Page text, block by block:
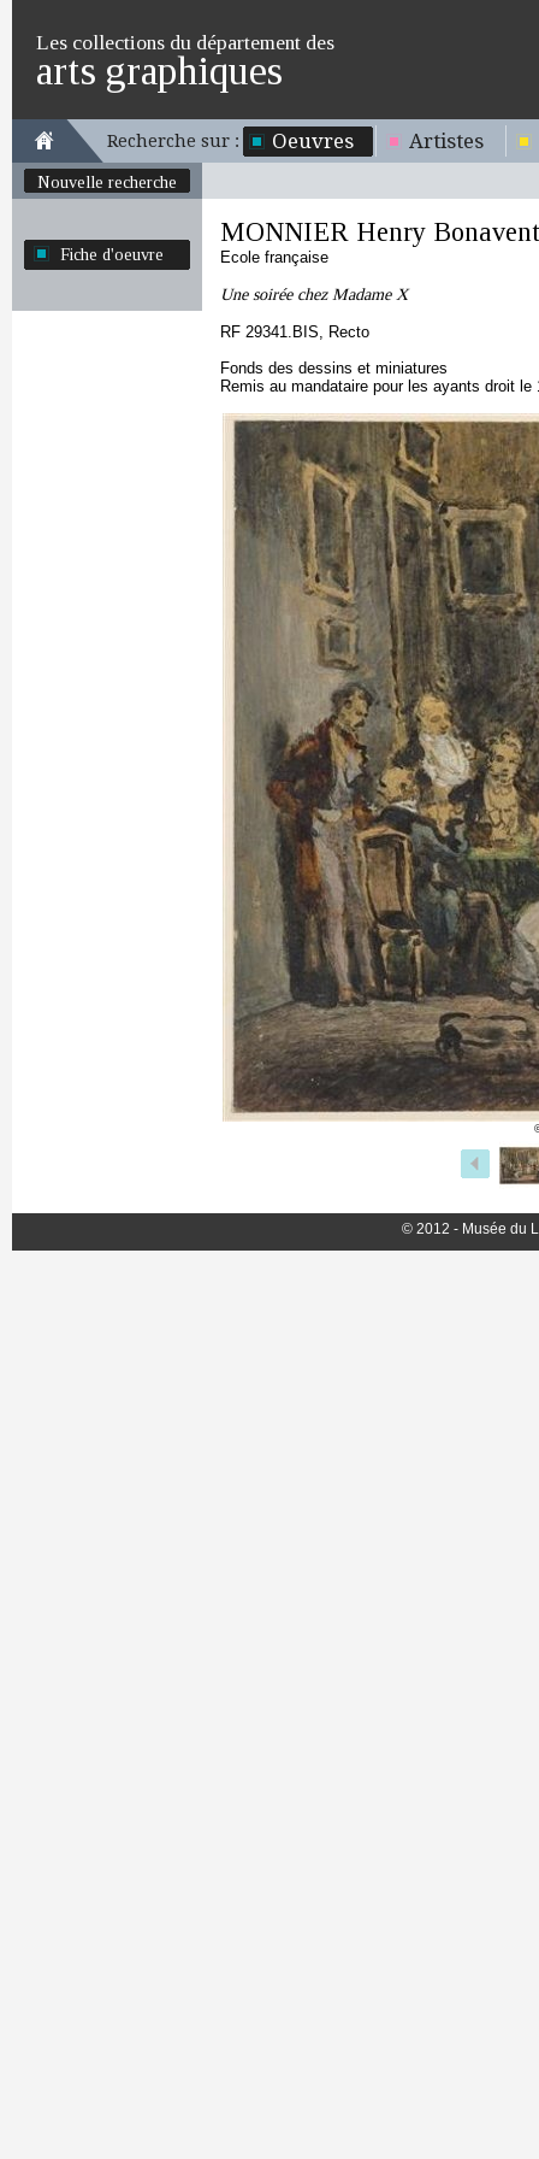
Les collections du département des
arts graphiques
Recherche sur : Oeuvres Artistes
Nouvelle recherche
Fiche d'oeuvre
MONNIER Henry
Ecole française
Une soirée chez Madame X
RF 29341.BIS, Recto
Fonds des dessins et miniatures
Remis au mandataire pour les ayants droit le
© 2012 - Musée du